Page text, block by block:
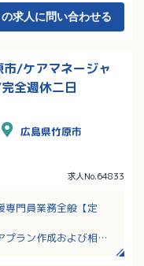
の求人に問い合わせる
市/ケアマネージャ
全週休二日
広島県竹原市
求人No.64833
専門員業務全般【定
プラン作成および相談